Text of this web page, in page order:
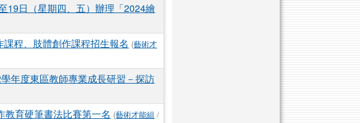
19日（星期四、五）辦理「2024繪
課程、肢體創作課程招生報名 (藝術才
年度東區教師專業成長研習－探訪
育硬筆書法比賽第一名 (藝術才能組 /